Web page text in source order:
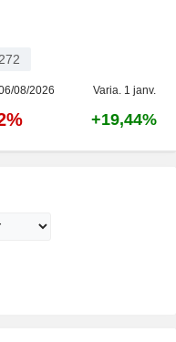
08/2026 Varia. 1 janv.
+19,44%